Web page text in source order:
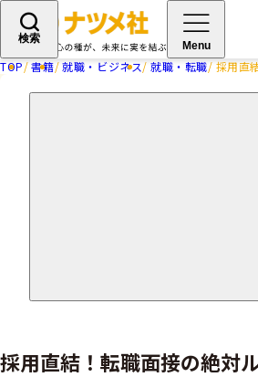
検索
Menu
TOP 書籍 就職・ビジネス 就職・転職 採用直
採用直結！転職面接の絶対